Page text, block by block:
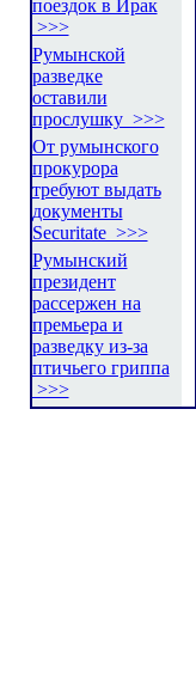
поездок в Ирак
>>>
Румынской
разведке
оставили
прослушку >>>
От румынского
прокурора
требуют выдать
документы
Securitate >>>
Румынский
президент
рассержен на
премьера и
разведку из-за
птичьего гриппа
>>>